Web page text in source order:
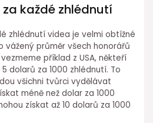
každé zhlédnutí
zhlédnutí videa je velmi obtížné
vážený průměr všech honorářů
příklad z USA, někteří
dolarů za 1000 zhlédnutí. To
všichni tvůrci vydělávat
méně než dolar za 1000
získat až 10 dolarů za 1000